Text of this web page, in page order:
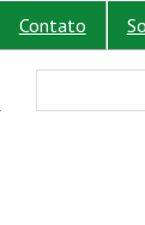
Contato